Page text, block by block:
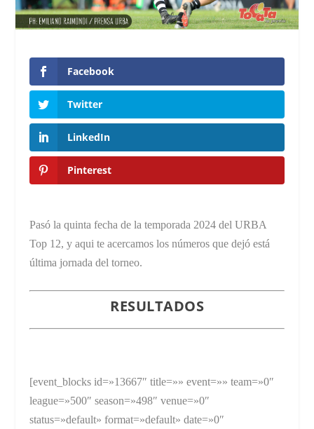
Facebook
Twitter
LinkedIn
Pinterest
Pasó la quinta fecha de la temporada 2024 del URBA
Top 12, y aqui te acercamos los números que dejó está
última jornada del torneo.
RESULTADOS
[event_blocks id=»13667″ title=»» event=»» team=»0″
league=»500″ season=»498″ venue=»0″
status=»default» format=»default» date=»0″